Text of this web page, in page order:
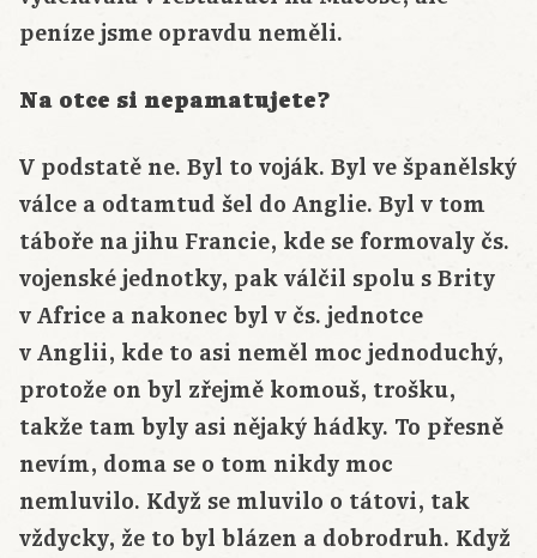
peníze jsme opravdu neměli.
Na otce si nepamatujete?
V podstatě ne. Byl to voják. Byl ve španělský
válce a odtamtud šel do Anglie. Byl v tom
táboře na jihu Francie, kde se formovaly čs.
vojenské jednotky, pak válčil spolu s Brity
v Africe a nakonec byl v čs. jednotce
v Anglii, kde to asi neměl moc jednoduchý,
protože on byl zřejmě komouš, trošku,
takže tam byly asi nějaký hádky. To přesně
nevím, doma se o tom nikdy moc
nemluvilo. Když se mluvilo o tátovi, tak
vždycky, že to byl blázen a dobrodruh. Když